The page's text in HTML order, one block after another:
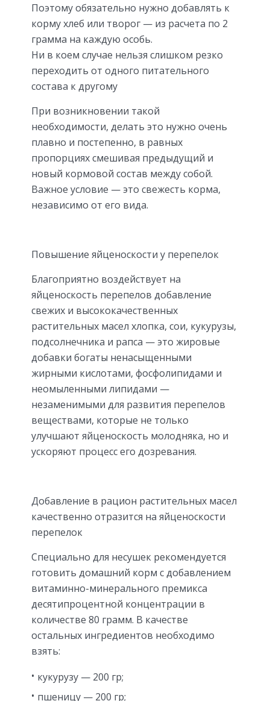
Поэтому обязательно нужно добавлять к
корму хлеб или творог — из расчета по 2
грамма на каждую особь.
Ни в коем случае нельзя слишком резко
переходить от одного питательного
состава к другому
При возникновении такой
необходимости, делать это нужно очень
плавно и постепенно, в равных
пропорциях смешивая предыдущий и
новый кормовой состав между собой.
Важное условие — это свежесть корма,
независимо от его вида.
Повышение яйценоскости у перепелок
Благоприятно воздействует на
яйценоскость перепелов добавление
свежих и высококачественных
растительных масел хлопка, сои, кукурузы,
подсолнечника и рапса — это жировые
добавки богаты ненасыщенными
жирными кислотами, фосфолипидами и
неомыленными липидами —
незаменимыми для развития перепелов
веществами, которые не только
улучшают яйценоскость молодняка, но и
ускоряют процесс его дозревания.
Добавление в рацион растительных масел
качественно отразится на яйценоскости
перепелок
Специально для несушек рекомендуется
готовить домашний корм с добавлением
витаминно-минерального премикса
десятипроцентной концентрации в
количестве 80 грамм. В качестве
остальных ингредиентов необходимо
взять:
кукурузу — 200 гр;
пшеницу — 200 гр;